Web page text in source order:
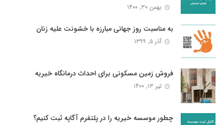
بهمن ۳۰, ۱۴۰۰
به مناسبت روز جهانی مبارزه با خشونت علیه زنان
آذر ۵, ۱۳۹۹
فروش زمین مسکونی برای احداث درمانگاه خیریه
تیر ۱۳, ۱۴۰۰
چطور موسسه خیریه را در پلتفرم آگاپه ثبت کنیم؟